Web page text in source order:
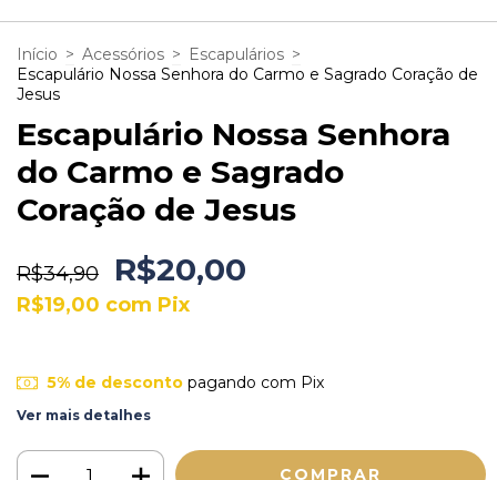
Início > Acessórios > Escapulários >
Escapulário Nossa Senhora do Carmo e Sagrado Coração de
Jesus
Escapulário Nossa Senhora
do Carmo e Sagrado
Coração de Jesus
R$34,90 R$20,00
R$19,00 com Pix
5% de descontopagando com Pix
Ver mais detalhes